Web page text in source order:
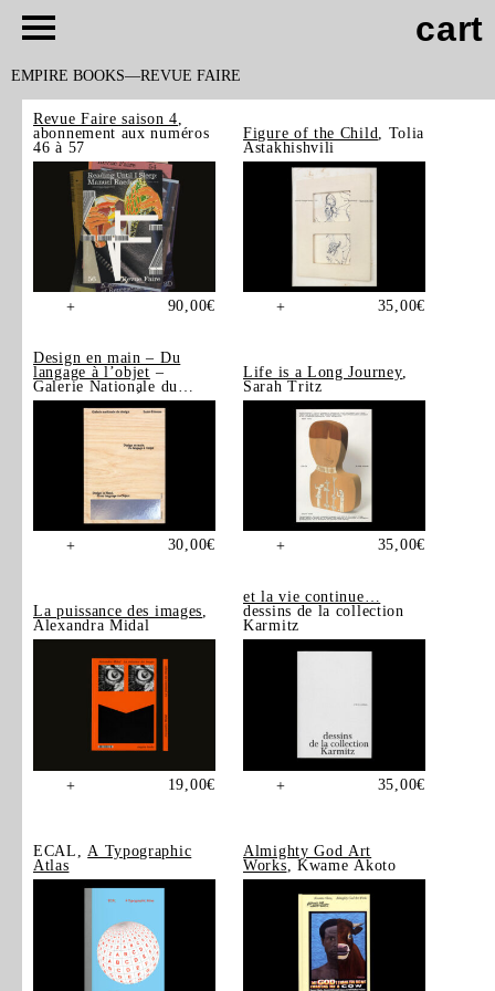
cart
EMPIRE BOOKS REVUE FAIRE
Revue Faire saison 4
abonnement aux numéros
46 à 57
+ 90,00€
Figure of the Child
, Tolia
Astakhishvili
+ 35,00€
Design en main – Du
langage à l’objet –
Galerie Nationale du
Design, Saint-Étienne
+ 30,00€
Life is a Long Journey,
Sarah Tritz
+ 35,00€
La puissance des images,
Alexandra Midal
+ 19,00€
et la vie continue…
dessins de la collection
Karmitz
+ 35,00€
ECAL, A Typographic
Atlas
Almighty God Art
Works , Kwame Akoto